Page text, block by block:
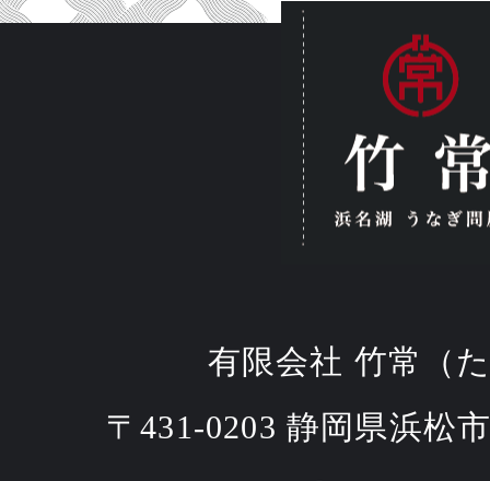
有限会社 竹常（
〒431-0203 静岡県浜松